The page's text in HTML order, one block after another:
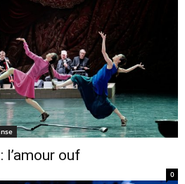
l’amour ouf
0